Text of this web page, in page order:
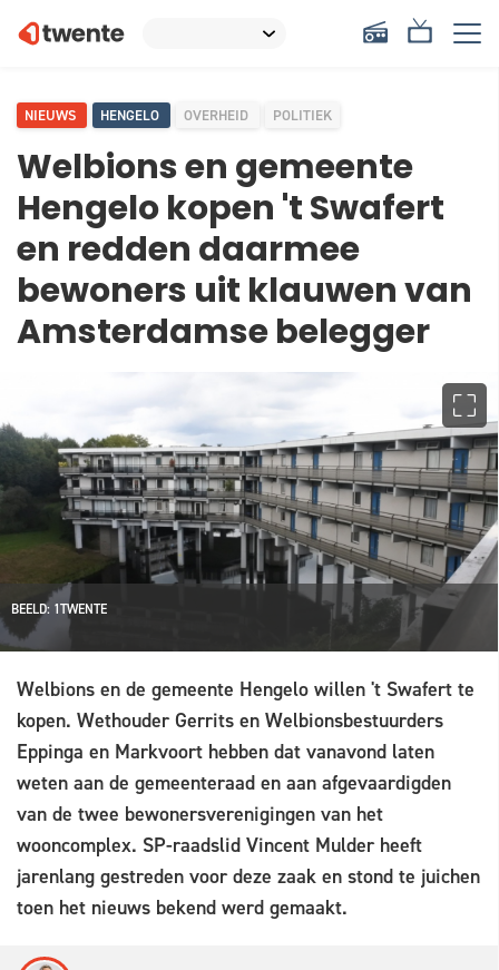
NIEUWS HENGELO OVERHEID POLITIEK
Welbions en gemeente
Hengelo kopen 't Swafert
en redden daarmee
bewoners uit klauwen van
Amsterdamse belegger
BEELD: 1TWENTE
Welbions en de gemeente Hengelo willen 't Swafert te
kopen. Wethouder Gerrits en Welbionsbestuurders
Eppinga en Markvoort hebben dat vanavond laten
weten aan de gemeenteraad en aan afgevaardigden
van de twee bewonersverenigingen van het
wooncomplex. SP-raadslid Vincent Mulder heeft
jarenlang gestreden voor deze zaak en stond te juichen
toen het nieuws bekend werd gemaakt.